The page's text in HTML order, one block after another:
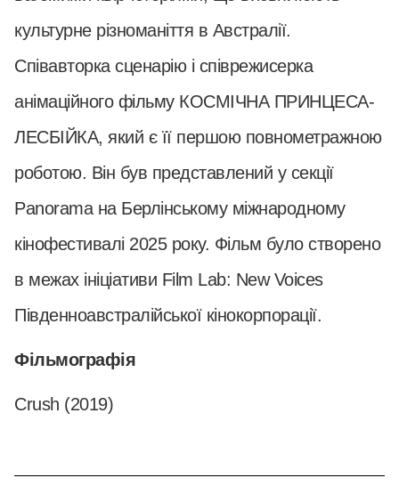
культурне різноманіття в Австралії.
Співавторка сценарію і співрежисерка
анімаційного фільму КОСМІЧНА ПРИНЦЕСА-
ЛЕСБІЙКА, який є її першою повнометражною
роботою. Він був представлений у секції
Panorama на Берлінському міжнародному
кінофестивалі 2025 року. Фільм було створено
в межах ініціативи Film Lab: New Voices
Південноавстралійської кінокорпорації.
Фільмографія
Crush (2019)